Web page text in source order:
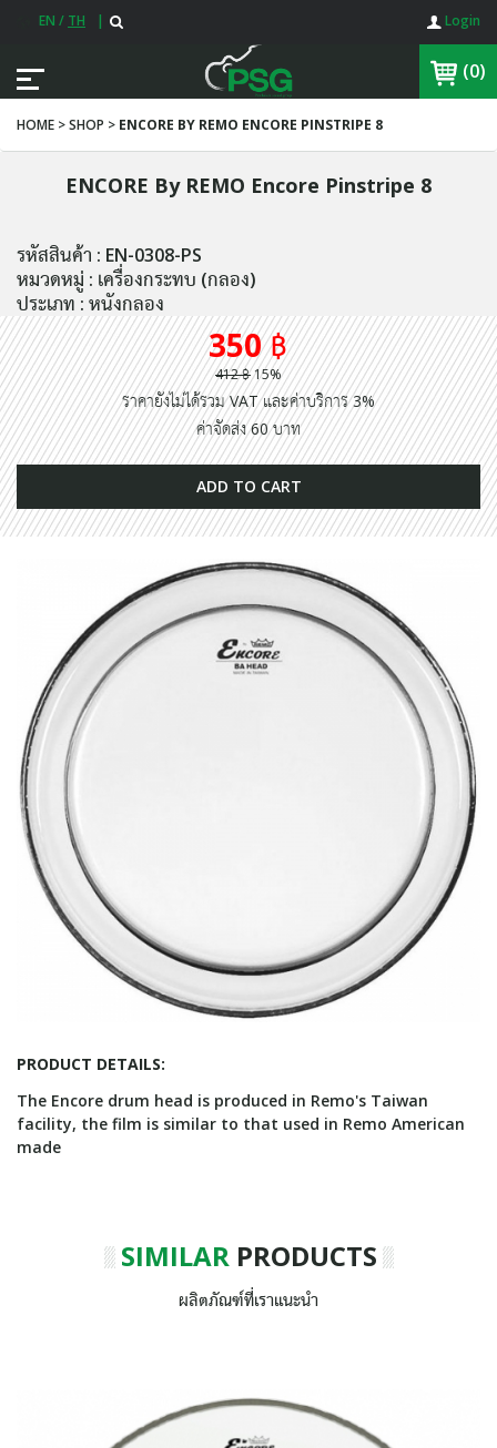
EN / TH | Login
(0)
HOME > SHOP > ENCORE BY REMO ENCORE PINSTRIPE 8
ENCORE By REMO Encore Pinstripe 8
รหัสสินค้า : EN-0308-PS
หมวดหมู่ : เครื่องกระทบ (กลอง)
ประเภท : หนังกลอง
350 ฿
412 ฿15%
ราคายังไม่ได้รวม VAT และค่าบริการ 3%
ค่าจัดส่ง 60 บาท
ADD TO CART
PRODUCT DETAILS:
The Encore drum head is produced in Remo's Taiwan
facility, the film is similar to that used in Remo American
made
SIMILARPRODUCTS
ผลิตภัณฑ์ที่เราแนะนำ